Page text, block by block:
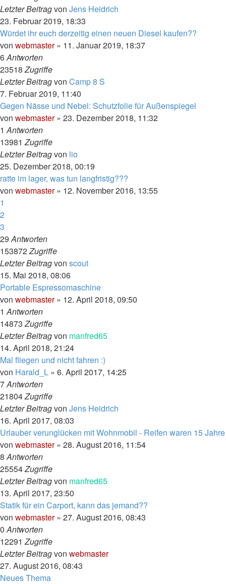
Letzter Beitragvon Jens Heidrich
23. Februar 2019, 18:33
Würdet ihr euch derzeitig einen neuen Diesel kaufen??
von webmaster» 11. Januar 2019, 18:37
6Antworten
23518Zugriffe
Letzter Beitragvon Camp 8 S
7. Februar 2019, 11:40
Gegen Nässe und Nebel: Schutzfolie für Außenspiegel
von webmaster» 23. Dezember 2018, 11:32
1Antworten
13981Zugriffe
Letzter Beitragvon lio
25. Dezember 2018, 00:19
ratte im lager, was tun langfristig???
von webmaster» 12. November 2016, 13:55
1
2
3
29Antworten
153872Zugriffe
Letzter Beitragvon scout
15. Mai 2018, 08:06
Portable Espressomaschine
von webmaster» 12. April 2018, 09:50
1Antworten
14873Zugriffe
Letzter Beitragvon manfred65
14. April 2018, 21:24
Mal fliegen und nicht fahren :)
von Harald_L » 6. April 2017, 14:25
7Antworten
21804Zugriffe
Letzter Beitragvon Jens Heidrich
16. April 2017, 08:03
Urlauber verunglücken mit Wohnmobil - Reifen waren 15 Jahre
von webmaster» 28. August 2016, 11:54
8Antworten
25554Zugriffe
Letzter Beitragvon manfred65
13. April 2017, 23:50
Statik für ein Carport, kann das jemand??
von webmaster» 27. August 2016, 08:43
0Antworten
12291Zugriffe
Letzter Beitragvon webmaster
27. August 2016, 08:43
Neues Thema